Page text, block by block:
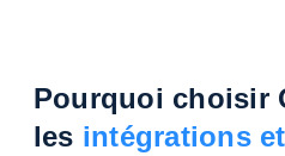
Pourquoi choisir
les intégrations